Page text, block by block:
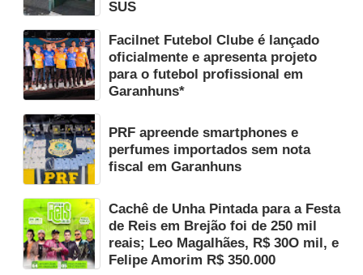
SUS
Facilnet Futebol Clube é lançado
oficialmente e apresenta projeto
para o futebol profissional em
Garanhuns*
PRF apreende smartphones e
perfumes importados sem nota
fiscal em Garanhuns
Cachê de Unha Pintada para a Festa
de Reis em Brejão foi de 250 mil
reais; Leo Magalhães, R$ 30O mil, e
Felipe Amorim R$ 350.000